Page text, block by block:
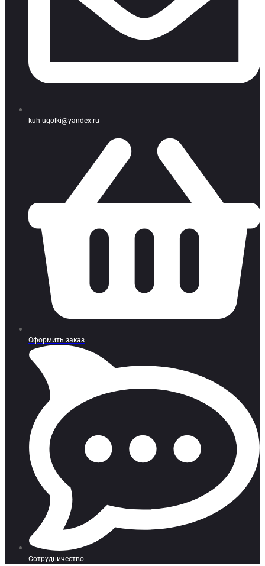
kuh-ugolki@yandex.ru
Оформить заказ
Сотрудничество